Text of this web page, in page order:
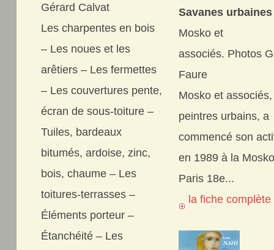
Gérard Calvat
Les charpentes en bois
– Les noues et les
arêtiers – Les fermettes
– Les couvertures pente,
écran de sous-toiture –
Tuiles, bardeaux
bitumés, ardoise, zinc,
bois, chaume – Les
toitures-terrasses –
Éléments porteur –
Étanchéité – Les
Savanes urbaines
Mosko et
associés. Photos
Faure
Mosko et associés,
peintres urbains, a
commencé son
en 1989 à la
Paris 18e...
la fiche complète